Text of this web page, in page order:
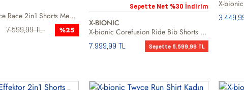
X-bionic Twyce Race 2in1 Shorts Men Erkek Siyah Koşu Şortu
7.599,99 TL %25
Sepette Net %30 İndirim
X-BIONIC
X-bionic Corefusion Ride Bib Shorts Men Erkek Siyah Bisiklet Şortu
7.999,99 TL Sepette 5.599,99 TL